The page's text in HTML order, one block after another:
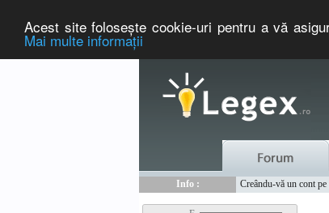
Acest site foloseşte cookie-uri pentru a vă
Mai multe informaţii
Info :
Creându-vă un cont